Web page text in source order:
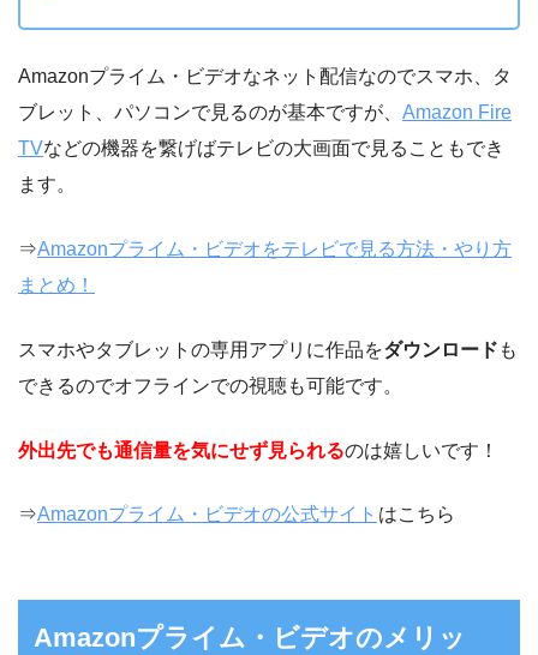
Amazonプライム・ビデオなネット配信なのでスマホ、タ
ブレット、パソコンで見るのが基本ですが、 Amazon Fire
TVなどの機器を繋げばテレビの大画面で見ることもでき
ます。
⇒Amazonプライム・ビデオをテレビで見る方法・やり方
まとめ！
スマホやタブレットの専用アプリに作品をダウンロード も
できるのでオフラインでの視聴も可能です。
外出先でも通信量を気にせず見られるのは嬉しいです！
⇒Amazonプライム・ビデオの公式サイト はこちら
Amazonプライム・ビデオのメリッ